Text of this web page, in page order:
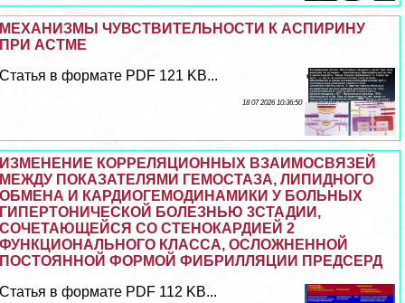
МЕХАНИЗМЫ ЧУВСТВИТЕЛЬНОСТИ К АСПИРИНУ
ПРИ АСТМЕ
Статья в формате PDF 121 KB...
18 07 2026 10:36:50
ИЗМЕНЕНИЕ КОРРЕЛЯЦИОННЫХ ВЗАИМОСВЯЗЕЙ
МЕЖДУ ПОКАЗАТЕЛЯМИ ГЕМОСТАЗА, ЛИПИДНОГО
ОБМЕНА И КАРДИОГЕМОДИНАМИКИ У БОЛЬНЫХ
ГИПЕРТОНИЧЕСКОЙ БОЛЕЗНЬЮ 3СТАДИИ,
СОЧЕТАЮЩЕЙСЯ СО СТЕНОКАРДИЕЙ 2
ФУНКЦИОНАЛЬНОГО КЛАССА, ОСЛОЖНЕННОЙ
ПОСТОЯННОЙ ФОРМОЙ ФИБРИЛЛЯЦИИ ПРЕДСЕРД
Статья в формате PDF 112 KB...